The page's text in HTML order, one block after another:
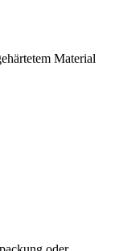
Material